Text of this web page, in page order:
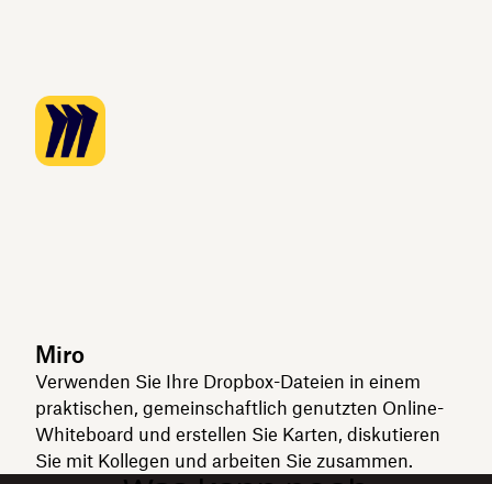
Miro
Verwenden Sie Ihre Dropbox-Dateien in einem
praktischen, gemeinschaftlich genutzten Online-
Whiteboard und erstellen Sie Karten, diskutieren
Sie mit Kollegen und arbeiten Sie zusammen.